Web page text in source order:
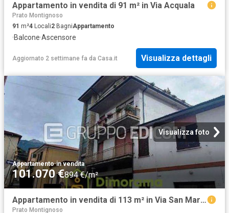
Appartamento in vendita di 91 m² in Via Acquala
Prato Montignoso
91 m²4 Locali2 BagniAppartamento
·Balcone·Ascensore
Aggiornato 2 settimane fa da Casa.it Visualizza dettagli
Visualizza foto
Appartamento·in vendita
101.070 €894 €/m²
Appartamento in vendita di 113 m² in Via San Maria, 6
Prato Montignoso